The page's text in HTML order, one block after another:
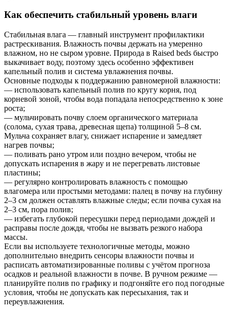
Как обеспечить стабильный уровень влаги
Стабильная влага — главный инструмент профилактики
растрескивания. Влажность почвы держать на умеренно
влажном, но не сыром уровне. Природа в Raised beds быстро
выкачивает воду, поэтому здесь особенно эффективен
капельный полив и система увлажнения почвы.
Основные подходы к поддержанию равномерной влажности:
— использовать капельный полив по кругу корня, под
корневой зоной, чтобы вода попадала непосредственно к зоне
роста;
— мульчировать почву слоем органического материала
(солома, сухая трава, древесная щепа) толщиной 5–8 см.
Мульча сохраняет влагу, снижает испарение и замедляет
нагрев почвы;
— поливать рано утром или поздно вечером, чтобы не
допускать испарения в жару и не перегревать листовые
пластины;
— регулярно контролировать влажность с помощью
влагомера или простыми методами: палец в почву на глубину
2–3 см должен оставлять влажные следы; если почва сухая на
2–3 см, пора полив;
— избегать глубокой пересушки перед периодами дождей и
расправы после дождя, чтобы не вызвать резкого набора
массы.
Если вы используете технологичные методы, можно
дополнительно внедрить сенсоры влажности почвы и
расписать автоматизированные поливы с учётом прогноза
осадков и реальной влажности в почве. В ручном режиме —
планируйте полив по графику и подгоняйте его под погодные
условия, чтобы не допускать как пересыхания, так и
переувлажнения.